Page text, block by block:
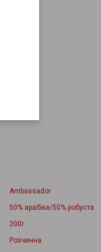
Ambassador
50% арабіка/50% робуста
200г
Розчинна